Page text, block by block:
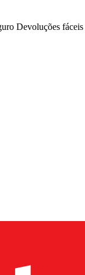
Devoluções fáceis